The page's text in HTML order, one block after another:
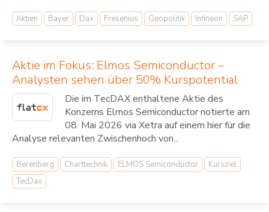
Aktien Bayer Dax Fresenius Geopolitik Infineon SAP
Aktie im Fokus: Elmos Semiconductor –
Analysten sehen über 50% Kurspotential
Die im TecDAX enthaltene Aktie des
Konzerns Elmos Semiconductor notierte am
08. Mai 2026 via Xetra auf einem hier für die
Analyse relevanten Zwischenhoch von...
Berenberg Charttechnik ELMOS Semiconductor
Kursziel
TecDax